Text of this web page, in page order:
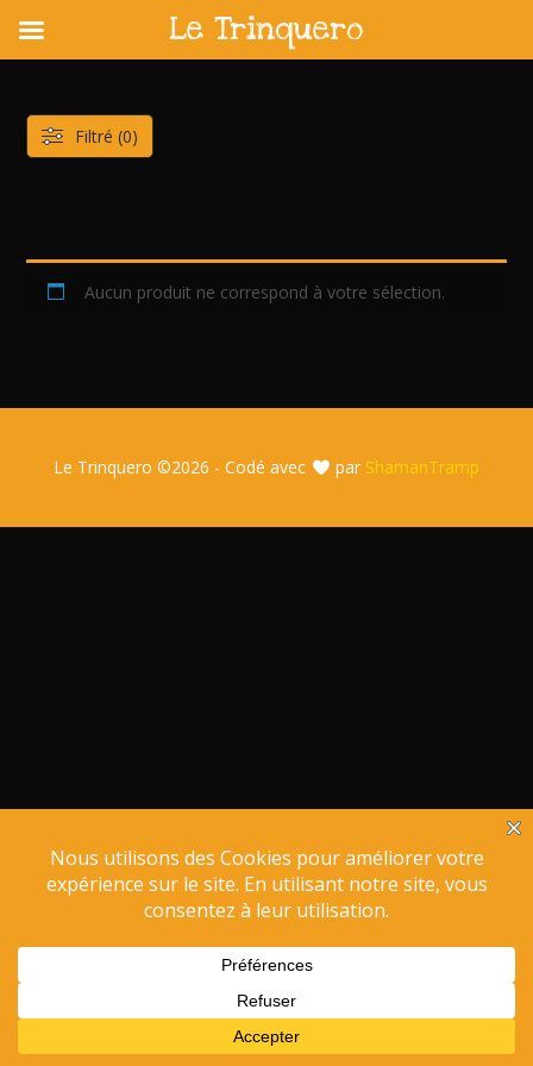
content
Aucun produit ne correspond à votre sélection.
Filtré (0)
Le Trinquero ©2026 - Codé avec par ShamanTramp
Le Trinquero